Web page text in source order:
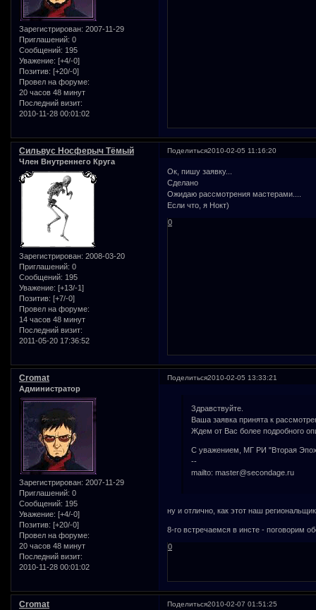
Зарегистрирован: 2007-11-29
Приглашений: 0
Сообщений: 195
Уважение: [+4/-0]
Позитив: [+20/-0]
Провел на форуме:
20 часов 48 минут
Последний визит:
2010-11-28 00:01:02
Поделиться2010-02-05 11:16:20
Сильвус Носферыч Тёмый
Член Внутреннего Круга
Зарегистрирован: 2008-03-20
Приглашений: 0
Сообщений: 195
Уважение: [+13/-1]
Позитив: [+7/-0]
Провел на форуме:
14 часов 48 минут
Последний визит:
2011-05-20 17:36:52
Ок, пишу заявку...
Сделано
Ожидаю рассмотрения мастерами....
Если что, я Нокт)
0
Поделиться2010-02-05 13:33:21
Cromat
Администратор
Зарегистрирован: 2007-11-29
Приглашений: 0
Сообщений: 195
Уважение: [+4/-0]
Позитив: [+20/-0]
Провел на форуме:
20 часов 48 минут
Последний визит:
2010-11-28 00:01:02
Здравствуйте.
Ваша заявка принята к
Ждем от Вас более подробного
С уважением, МГ РИ "Вторая
--
mailto: master@secondage.ru
ну и отлично, как этот наш
8-го встречаемся в инсте - поговорим
0
Поделиться2010-02-07 01:51:25
Cromat